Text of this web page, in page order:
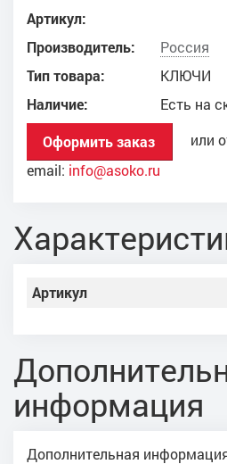
Артикул:
Производитель:
Россия
Тип товара:
КЛЮЧИ
Наличие:
Есть на
Оформить заказ
или
email: info@asoko.ru
Артикул
информация
Дополнительная